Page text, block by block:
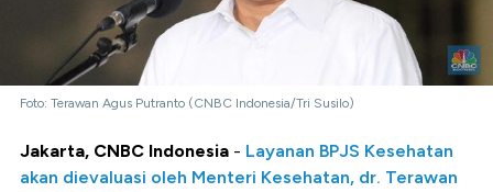
Foto: Terawan Agus Putranto (CNBC Indonesia/Tri Susilo)
Jakarta, CNBC Indonesia - Layanan BPJS Kesehatan
akan dievaluasi oleh Menteri Kesehatan, dr. Terawan